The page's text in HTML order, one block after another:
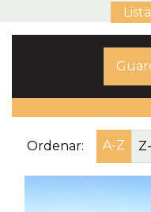
Ordenar: A-Z